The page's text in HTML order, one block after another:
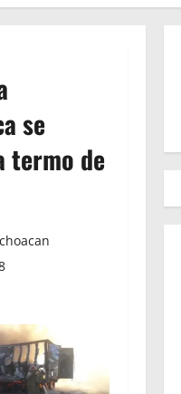
se
termo de